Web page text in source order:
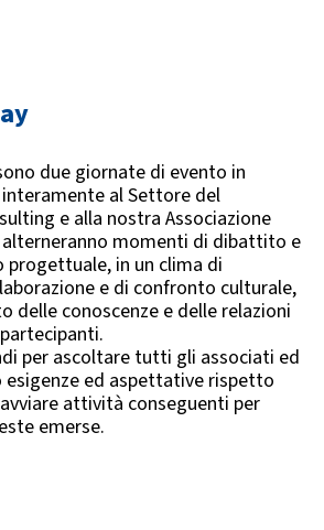
due giornate di evento in
al Settore del
e alla nostra Associazione
momenti di dibattito e
in un clima di
e di confronto culturale,
delle conoscenze e delle relazioni
per ascoltare tutti gli associati ed
esigenze ed aspettative rispetto
attività conseguenti per
emerse.